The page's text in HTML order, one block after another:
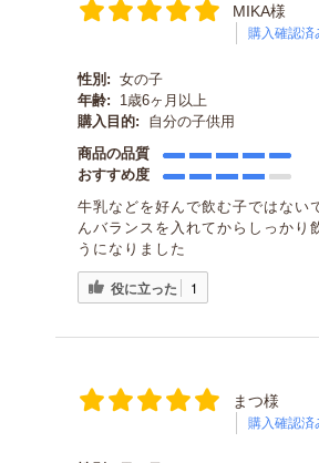
MIKA様
購入確認済
性別: 女の子
年齢:
1歳6ヶ月以上
購入目的:
自分の子供用
商品の品質
おすすめ度
牛乳などを好んで飲む子ではない
んバランスを入れてからしっかり
うになりました
役に立った 1
まつ様
購入確認済